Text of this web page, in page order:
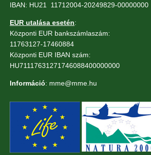
IBAN: HU21 11712004-20249829-00000000
EUR utalása esetén:
Központi EUR bankszámlaszám:
11763127-17460884
Központi EUR IBAN szám:
HU71117631271746088400000000
Információ: mme@mme.hu